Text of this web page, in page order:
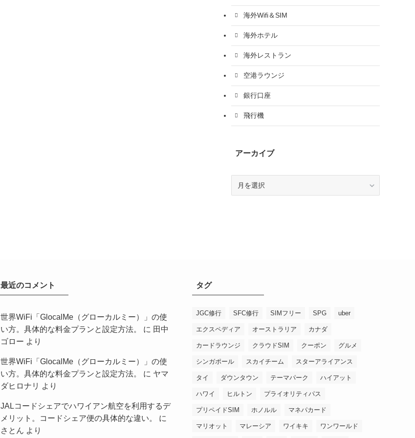
海外Wifi＆SIM
海外ホテル
海外レストラン
空港ラウンジ
銀行口座
飛行機
アーカイブ
最近のコメント
世界WiFi「GlocalMe（グローカルミー）」の使
い方。具体的な料金プランと設定方法。
に 田中
ゴロー より
世界WiFi「GlocalMe（グローカルミー）」の使
い方。具体的な料金プランと設定方法。
に ヤマ
ダヒロナリ より
JALコードシェアでハワイアン航空を利用するデ
メリット。コードシェア便の具体的な違い。
に
さとん より
タグ
JGC修行 SFC修行 SIMフリー SPG uber
エクスペディア オーストラリア カナダ
カードラウンジ クラウドSIM クーポン グルメ
シンガポール スカイチーム スターアライアンス
タイ ダウンタウン テーマパーク ハイアット
ハワイ ヒルトン プライオリティパス
プリペイドSIM ホノルル マネパカード
マリオット マレーシア ワイキキ ワンワールド